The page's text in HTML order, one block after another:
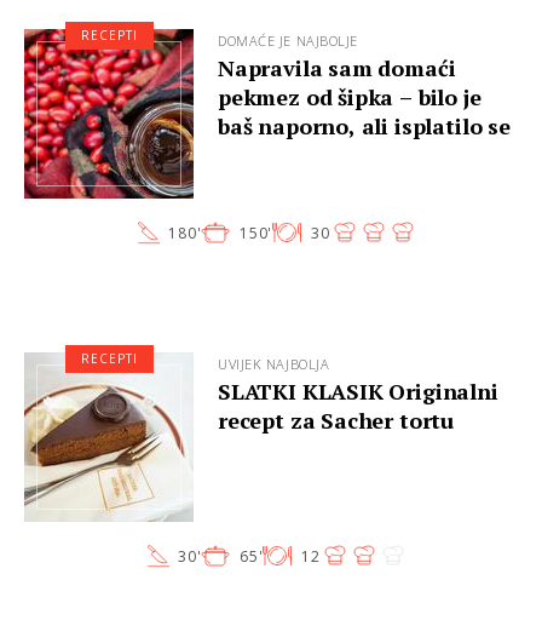
DOMAĆE JE NAJBOLJE
Napravila sam domaći
pekmez od šipka – bilo je
baš naporno, ali isplatilo se
180' 150' 30
RECEPTI
UVIJEK NAJBOLJA
SLATKI KLASIK Originalni
recept za Sacher tortu
30' 65' 12
RECEPTI